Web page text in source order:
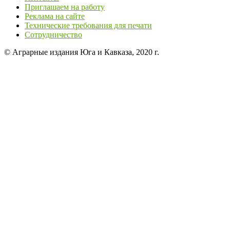
Приглашаем на работу
Реклама на сайте
Технические требования для печати
Сотрудничество
© Аграрные издания Юга и Кавказа, 2020 г.